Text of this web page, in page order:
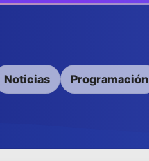
Noticias Programación